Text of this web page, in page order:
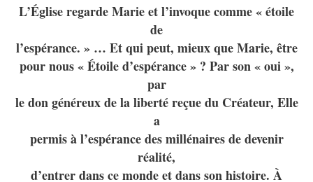
L’Église regarde Marie et l’invoque comme « étoile
de
l’espérance. » … Et qui peut, mieux que Marie, être
pour nous « Étoile d’espérance » ? Par son « oui »,
par
le don généreux de la liberté reçue du Créateur, Elle
a
permis à l’espérance des millénaires de devenir
réalité,
d’entrer dans ce monde et dans son histoire. À